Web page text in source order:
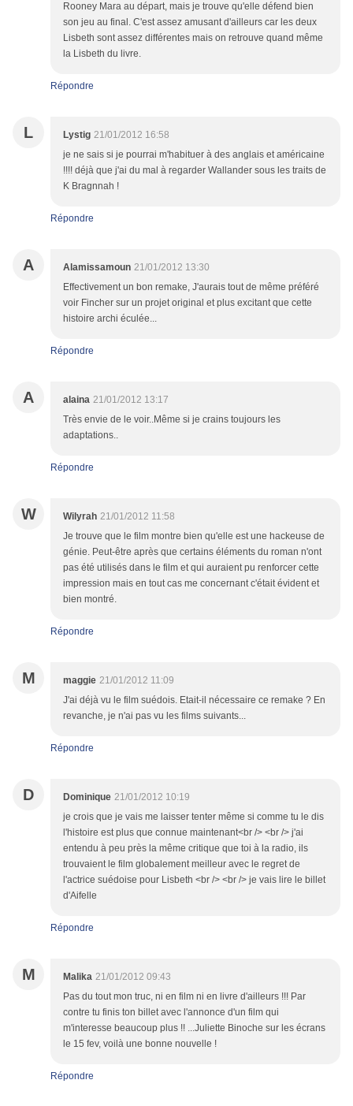
Rooney Mara au départ, mais je trouve qu'elle défend bien
son jeu au final. C'est assez amusant d'ailleurs car les deux
Lisbeth sont assez différentes mais on retrouve quand même
la Lisbeth du livre.
Répondre
L Lystig 21/01/2012 16:58
je ne sais si je pourrai m'habituer à des anglais et américaine
!!!! déjà que j'ai du mal à regarder Wallander sous les traits de
K Bragnnah !
Répondre
A Alamissamoun 21/01/2012 13:30
Effectivement un bon remake, J'aurais tout de même préféré
voir Fincher sur un projet original et plus excitant que cette
histoire archi éculée...
Répondre
A alaina 21/01/2012 13:17
Très envie de le voir..Même si je crains toujours les
adaptations..
Répondre
W Wilyrah 21/01/2012 11:58
Je trouve que le film montre bien qu'elle est une hackeuse de
génie. Peut-être après que certains éléments du roman n'ont
pas été utilisés dans le film et qui auraient pu renforcer cette
impression mais en tout cas me concernant c'était évident et
bien montré.
Répondre
M maggie 21/01/2012 11:09
J'ai déjà vu le film suédois. Etait-il nécessaire ce remake ? En
revanche, je n'ai pas vu les films suivants...
Répondre
D Dominique 21/01/2012 10:19
je crois que je vais me laisser tenter même si comme tu le dis
l'histoire est plus que connue maintenant<br /> <br /> j'ai
entendu à peu près la même critique que toi à la radio, ils
trouvaient le film globalement meilleur avec le regret de
l'actrice suédoise pour Lisbeth <br /> <br /> je vais lire le billet
d'Aifelle
Répondre
M Malika 21/01/2012 09:43
Pas du tout mon truc, ni en film ni en livre d'ailleurs !!! Par
contre tu finis ton billet avec l'annonce d'un film qui
m'interesse beaucoup plus !! ...Juliette Binoche sur les écrans
le 15 fev, voilà une bonne nouvelle !
Répondre